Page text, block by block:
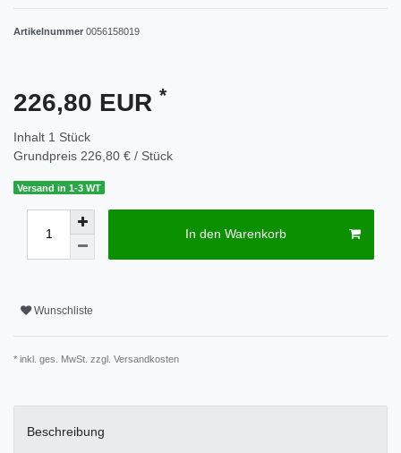
Artikelnummer 0056158019
226,80 EUR *
Inhalt 1 Stück
Grundpreis 226,80 € / Stück
Versand in 1-3 WT
In den Warenkorb
Wunschliste
* inkl. ges. MwSt. zzgl. Versandkosten
Beschreibung